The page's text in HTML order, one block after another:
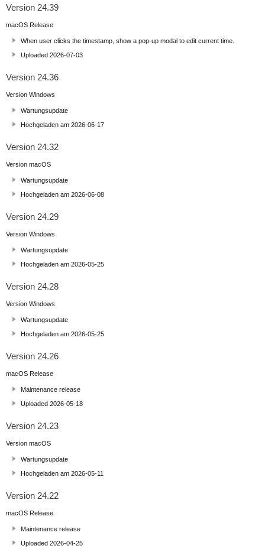
Version 24.39
macOS Release
When user clicks the timestamp, show a pop-up modal to edit current time.
Uploaded 2026-07-03
Version 24.36
Version Windows
Wartungsupdate
Hochgeladen am 2026-06-17
Version 24.32
Version macOS
Wartungsupdate
Hochgeladen am 2026-06-08
Version 24.29
Version Windows
Wartungsupdate
Hochgeladen am 2026-05-25
Version 24.28
Version Windows
Wartungsupdate
Hochgeladen am 2026-05-25
Version 24.26
macOS Release
Maintenance release
Uploaded 2026-05-18
Version 24.23
Version macOS
Wartungsupdate
Hochgeladen am 2026-05-11
Version 24.22
macOS Release
Maintenance release
Uploaded 2026-04-25